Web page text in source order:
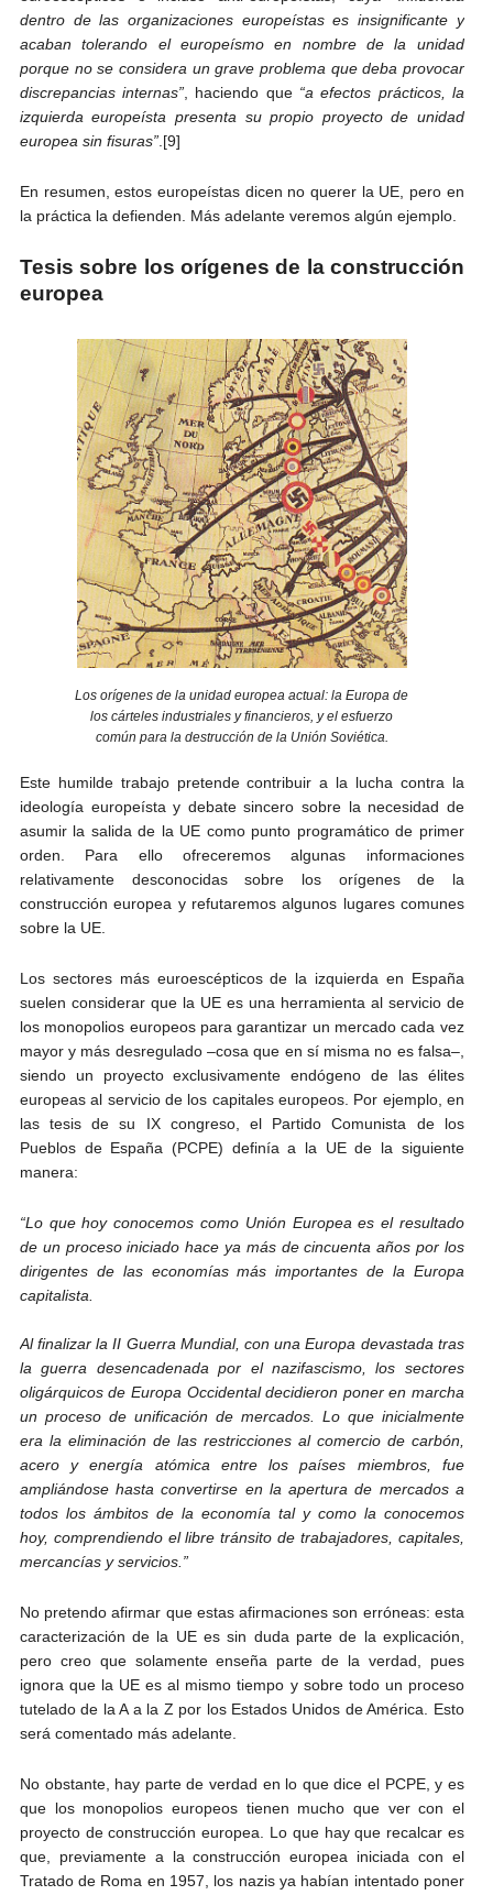
dentro de las organizaciones europeístas es insignificante y
acaban tolerando el europeísmo en nombre de la unidad
porque no se considera un grave problema que deba provocar
discrepancias internas” , haciendo que “a efectos prácticos, la
izquierda europeísta presenta su propio proyecto de unidad
europea sin fisuras”.[9]
En resumen, estos europeístas dicen no querer la UE, pero en
la práctica la defienden. Más adelante veremos algún ejemplo.
Tesis sobre los orígenes de la construcción
europea
Los orígenes de la unidad europea actual: la Europa de
los cárteles industriales y financieros, y el esfuerzo
común para la destrucción de la Unión Soviética.
Este humilde trabajo pretende contribuir a la lucha contra la
ideología europeísta y debate sincero sobre la necesidad de
asumir la salida de la UE como punto programático de primer
orden. Para ello ofreceremos algunas informaciones
relativamente desconocidas sobre los orígenes de la
construcción europea y refutaremos algunos lugares comunes
sobre la UE.
Los sectores más euroescépticos de la izquierda en España
suelen considerar que la UE es una herramienta al servicio de
los monopolios europeos para garantizar un mercado cada vez
mayor y más desregulado –cosa que en sí misma no es falsa–,
siendo un proyecto exclusivamente endógeno de las élites
europeas al servicio de los capitales europeos. Por ejemplo, en
las tesis de su IX congreso, el Partido Comunista de los
Pueblos de España (PCPE) definía a la UE de la siguiente
manera:
“Lo que hoy conocemos como Unión Europea es el resultado
de un proceso iniciado hace ya más de cincuenta años por los
dirigentes de las economías más importantes de la Europa
capitalista.
Al finalizar la II Guerra Mundial, con una Europa devastada tras
la guerra desencadenada por el nazifascismo, los sectores
oligárquicos de Europa Occidental decidieron poner en marcha
un proceso de unificación de mercados. Lo que inicialmente
era la eliminación de las restricciones al comercio de carbón,
acero y energía atómica entre los países miembros, fue
ampliándose hasta convertirse en la apertura de mercados a
todos los ámbitos de la economía tal y como la conocemos
hoy, comprendiendo el libre tránsito de trabajadores, capitales,
mercancías y servicios.”
No pretendo afirmar que estas afirmaciones son erróneas: esta
caracterización de la UE es sin duda parte de la explicación,
pero creo que solamente enseña parte de la verdad, pues
ignora que la UE es al mismo tiempo y sobre todo un proceso
tutelado de la A a la Z por los Estados Unidos de América. Esto
será comentado más adelante.
No obstante, hay parte de verdad en lo que dice el PCPE, y es
que los monopolios europeos tienen mucho que ver con el
proyecto de construcción europea. Lo que hay que recalcar es
que, previamente a la construcción europea iniciada con el
Tratado de Roma en 1957, los nazis ya habían intentado poner